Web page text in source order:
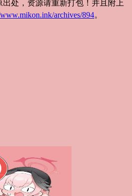
处，资源请重新打包！并且附上
archives/894。